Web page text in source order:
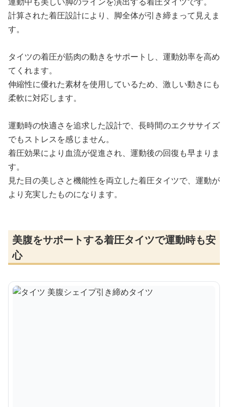
計算された着圧設計により、脚全体が引き締まって見えま
す。
タイツの着圧が筋肉の動きをサポートし、運動効率を高め
てくれます。
伸縮性に優れた素材を使用しているため、激しい動きにも
柔軟に対応します。
運動時の快適さを追求した設計で、長時間のエクササイズ
でもストレスを感じません。
着圧効果により血流が促進され、運動後の回復も早まりま
す。
見た目の美しさと機能性を両立した着圧タイツで、運動が
より充実したものになります。
美腹をサポートする着圧タイツで運動時も安
心